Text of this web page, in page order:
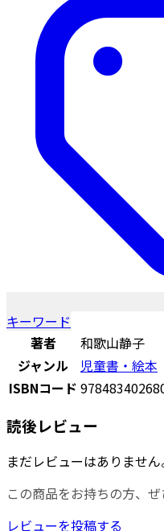
キーワード
著者
和歌山静子
ジャンル
児童書・絵本
ISBNコード
読後レビュー
まだレビューはありません
この商品をお持ちの方、
レビューを投稿する